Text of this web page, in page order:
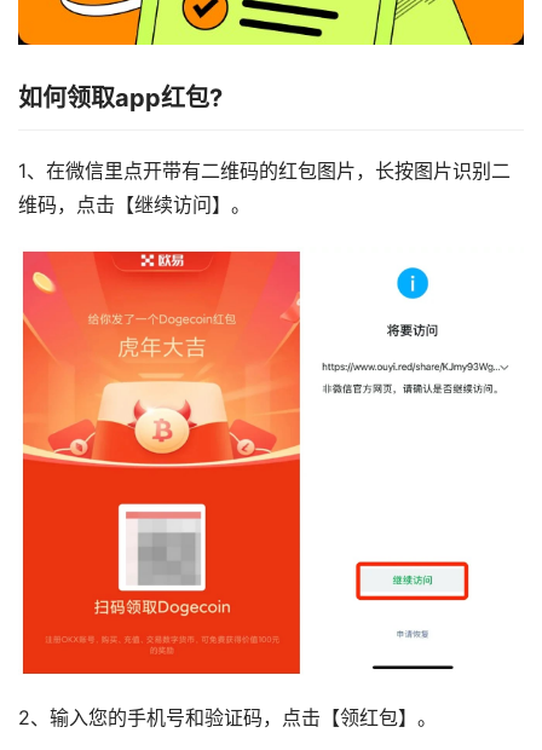
如何领取app红包?
1、在微信里点开带有二维码的红包图片，长按图片识别二
维码，点击【继续访问】。
2、输入您的手机号和验证码，点击【领红包】。